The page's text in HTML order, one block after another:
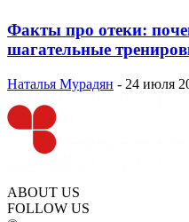
Факты про отеки:
шагательные
Наталья Мурадян - 24 июля
ABOUT US
FOLLOW US